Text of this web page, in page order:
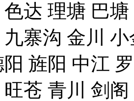
达 理塘 巴
寨沟 金川
旌阳 中江
苍 青川 剑